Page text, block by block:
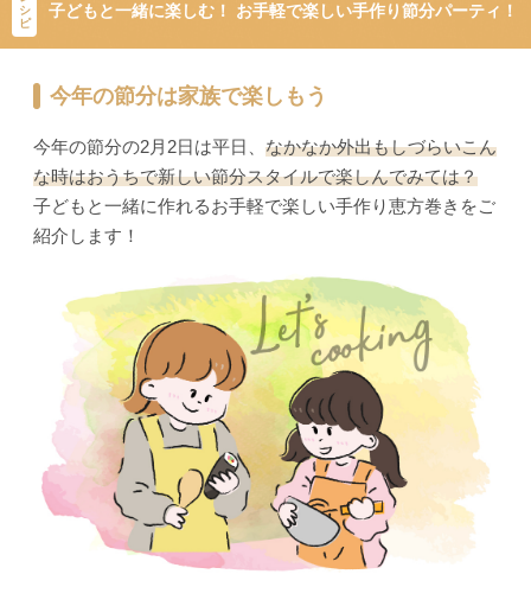
シ
ピ
子どもと一緒に楽しむ！ お手軽で楽しい手作り節分パーティ！
今年の節分は家族で楽しもう
今年の節分の2月2日は平日、 なかなか外出もしづらいこん
な時はおうちで新しい節分スタイルで楽しんでみては？
子どもと一緒に作れるお手軽で楽しい手作り恵方巻きをご
紹介します！